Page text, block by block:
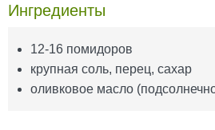
Ингредиенты
12-16 помидоров
крупная соль, перец, сахар
оливковое масло